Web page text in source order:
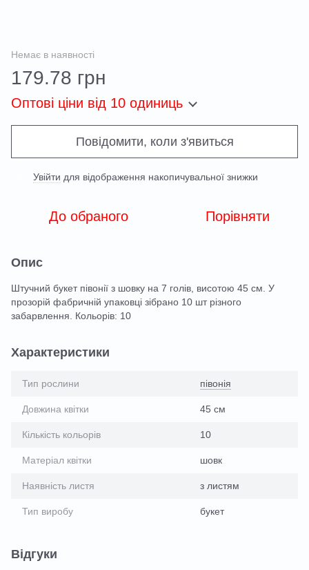
Немає в наявності
179.78 грн
Оптові ціни від 10 одиниць
Повідомити, коли з'явиться
Увійти для відображення накопичувальної знижки
До обраного Порівняти
Опис
Штучний букет півонії з шовку на 7 голів, висотою 45 см. У
прозорій фабричній упаковці зібрано 10 шт різного
забарвлення. Кольорів: 10
Характеристики
Тип рослини півонія
Довжина квітки 45 см
Кількість кольорів 10
Матеріал квітки шовк
Наявність листя з листям
Тип виробу букет
Відгуки